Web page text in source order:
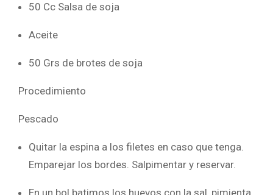
50 Cc Salsa de soja
Aceite
50 Grs de brotes de soja
Procedimiento
Pescado
Quitar la espina a los filetes en caso que tenga.
Emparejar los bordes. Salpimentar y reservar.